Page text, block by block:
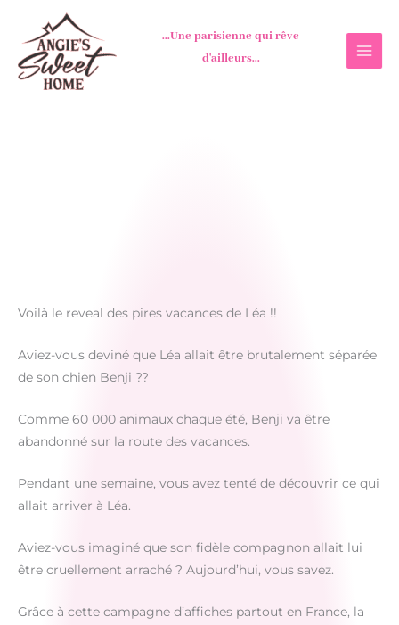
contenu
...Une parisienne qui rêve
d'ailleurs...
Voilà le reveal des pires vacances de Léa !!
Aviez-vous deviné que Léa allait être brutalement séparée
de son chien Benji ??
Comme 60 000 animaux chaque été, Benji va être
abandonné sur la route des vacances.
Pendant une semaine, vous avez tenté de découvrir ce qui
allait arriver à Léa.
Aviez-vous imaginé que son fidèle compagnon allait lui
être cruellement arraché ? Aujourd’hui, vous savez.
Grâce à cette campagne d’affiches partout en France, la